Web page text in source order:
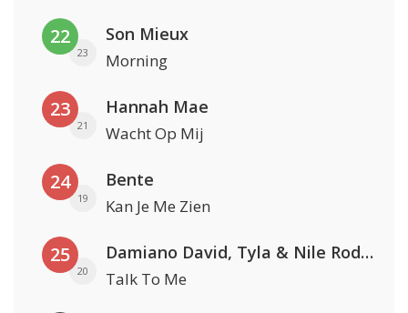
22
23
Son Mieux
Morning
23
21
Hannah Mae
Wacht Op Mij
24
19
Bente
Kan Je Me Zien
25
20
Damiano David, Tyla & Nile Rodgers
Talk To Me